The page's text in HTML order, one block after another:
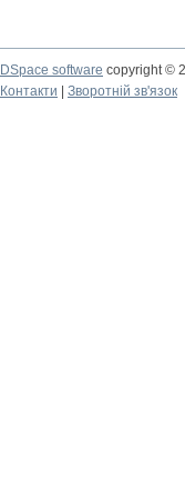
DSpace software copyright ©
Контакти
Зворотній зв'язок